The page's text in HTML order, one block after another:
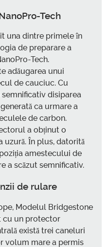
Tech
una dintre primele în
de preparare a
Tech.
adăugarea unui
de cauciuc. Cu
semnificativ disiparea
ca urmare a
de carbon.
a obținut o
uzură. În plus, datorită
amestecului de
a scăzut semnificativ.
de rulare
Modelul Bridgestone
cu un protector
există trei caneluri
volum mare a permis